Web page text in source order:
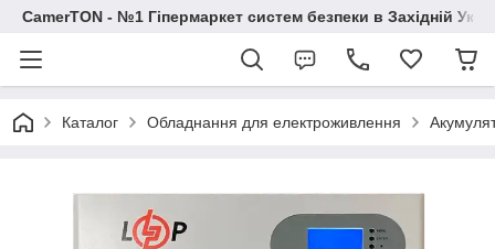
CamerTON - №1 Гіпермаркет систем безпеки в Західній
Каталог Обладнання для електроживлення